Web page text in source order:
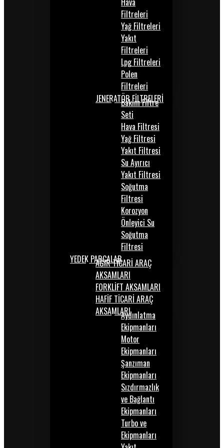
Filtreleri
Yağ Filtreleri
Yakıt
Filtreleri
Lpg Filtreleri
Polen
Filtreleri
JENERATÖR FİLTRELERİ
Bakım Filtre
Seti
Hava Filtresi
Yağ Filtresi
Yakıt Filtresi
Su Ayırıcı
Yakıt Filtresi
Soğutma
Filtresi
Korozyon
Önleyici Su
Soğutma
Filtresi
YEDEK PARÇALARAĞIR TİCARİ ARAÇ
AKSAMLARI
FORKLİFT AKSAMLARI
HAFİF TİCARİ ARAÇ
AKSAMLARIAydınlatma
Ekipmanları
Motor
Ekipmanları
Şanzıman
Ekipmanları
Sızdırmazlık
ve Bağlantı
Ekipmanları
Turbo ve
Ekipmanları